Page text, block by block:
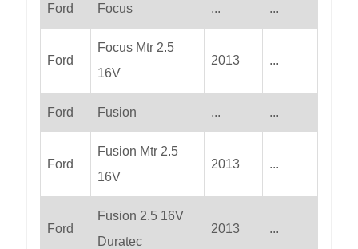
Ford Focus ... ...
Ford
Focus Mtr 2.5
16V
2013 ...
Ford Fusion ... ...
Ford
Fusion Mtr 2.5
16V
2013 ...
Ford
Fusion 2.5 16V
Duratec
2013 ...